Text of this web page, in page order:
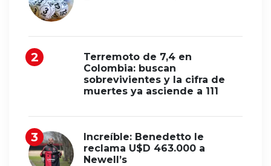
Terremoto de 7,4 en
Colombia: buscan
sobrevivientes y la cifra de
muertes ya asciende a 111
Increíble: Benedetto le
reclama U$D 463.000 a
Newell’s